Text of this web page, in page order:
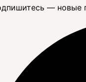
— новые